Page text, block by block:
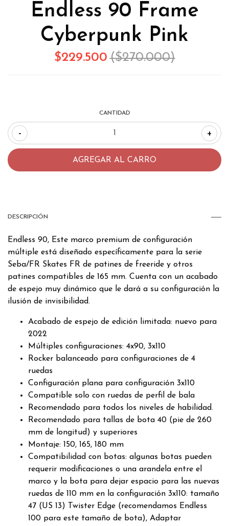
Endless 90 Frame
Cyberpunk Pink
$229.500 ($270.000)
CANTIDAD
- +
DESCRIPCIÓN
Endless 90, Este marco premium de configuración
múltiple está diseñado específicamente para la serie
Seba/FR Skates FR de patines de freeride y otros
patines compatibles de 165 mm. Cuenta con un acabado
de espejo muy dinámico que le dará a su configuración la
ilusión de invisibilidad.
Acabado de espejo de edición limitada: nuevo para
2022
Múltiples configuraciones: 4x90, 3x110
Rocker balanceado para configuraciones de 4
ruedas
Configuración plana para configuración 3x110
Compatible solo con ruedas de perfil de bala
Recomendado para todos los niveles de habilidad.
Recomendado para tallas de bota 40 (pie de 260
mm de longitud) y superiores
Montaje: 150, 165, 180 mm
Compatibilidad con botas: algunas botas pueden
requerir modificaciones o una arandela entre el
marco y la bota para dejar espacio para las nuevas
ruedas de 110 mm en la configuración 3x110: tamaño
47 (US 13) Twister Edge (recomendamos Endless
100 para este tamaño de bota), Adaptar